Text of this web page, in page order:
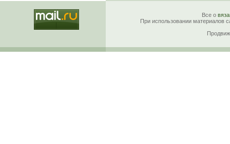
Все о
При использовании материалов